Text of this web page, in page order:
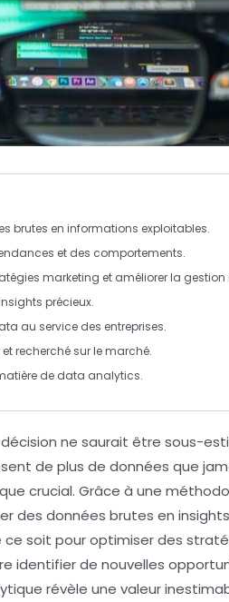
brutes en informations exploitables.
et des comportements.
marketing et améliorer la gestion
précieux.
au service des entreprises.
recherché sur le marché.
de data analytics.
ne saurait être sous-
de plus de données que
crucial. Grâce à une
des données brutes en
ce soit pour optimiser des
identifier de nouvelles
révèle une valeur